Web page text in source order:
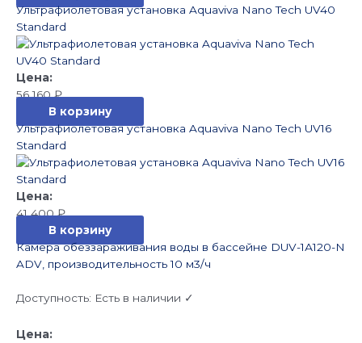
Ультрафиолетовая установка Aquaviva Nano Tech UV40
Standard
56 160₽
В корзину
Ультрафиолетовая установка Aquaviva Nano Tech UV16
Standard
41 400₽
В корзину
Камера обеззараживания воды в бассейне DUV-1А120-N
ADV, производительность 10 м3/ч
Доступность: Есть в наличии ✓